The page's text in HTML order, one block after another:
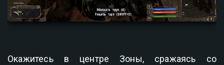
Окажитесь в центре Зоны, сражаясь со